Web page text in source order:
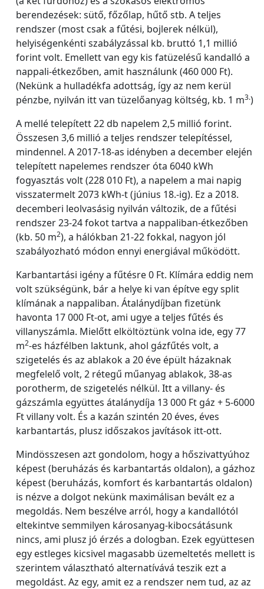
berendezések: sütő, főzőlap, hűtő stb. A teljes
rendszer (most csak a fűtési, bojlerek nélkül),
helyiségenkénti szabályzással kb. bruttó 1,1 millió
forint volt. Emellett van egy kis fatüzelésű kandalló a
nappali-étkezőben, amit használunk (460 000 Ft).
(Nekünk a hulladékfa adottság, így az nem kerül
pénzbe, nyilván itt van tüzelőanyag költség, kb. 1 m3.)
A mellé telepített 22 db napelem 2,5 millió forint.
Összesen 3,6 millió a teljes rendszer telepítéssel,
mindennel. A 2017-18-as idényben a december elején
telepített napelemes rendszer óta 6040 kWh
fogyasztás volt (228 010 Ft), a napelem a mai napig
visszatermelt 2073 kWh-t (június 18.-ig). Ez a 2018.
decemberi leolvasásig nyilván változik, de a fűtési
rendszer 23-24 fokot tartva a nappaliban-étkezőben
(kb. 50 m2), a hálókban 21-22 fokkal, nagyon jól
szabályozható módon ennyi energiával működött.
Karbantartási igény a fűtésre 0 Ft. Klímára eddig nem
volt szükségünk, bár a helye ki van építve egy split
klímának a nappaliban. Átalánydíjban fizetünk
havonta 17 000 Ft-ot, ami ugye a teljes fűtés és
villanyszámla. Mielőtt elköltöztünk volna ide, egy 77
m2-es házfélben laktunk, ahol gázfűtés volt, a
szigetelés és az ablakok a 20 éve épült házaknak
megfelelő volt, 2 rétegű műanyag ablakok, 38-as
porotherm, de szigetelés nélkül. Itt a villany- és
gázszámla együttes átalánydíja 13 000 Ft gáz + 5-6000
Ft villany volt. És a kazán szintén 20 éves, éves
karbantartás, plusz időszakos javítások itt-ott.
Mindösszesen azt gondolom, hogy a hőszivattyúhoz
képest (beruházás és karbantartás oldalon), a gázhoz
képest (beruházás, komfort és karbantartás oldalon)
is nézve a dolgot nekünk maximálisan bevált ez a
megoldás. Nem beszélve arról, hogy a kandallótól
eltekintve semmilyen károsanyag-kibocsátásunk
nincs, ami plusz jó érzés a dologban. Ezek együttesen
egy estleges kicsivel magasabb üzemeltetés mellett is
szerintem választható alternatívává teszik ezt a
megoldást. Az egy, amit ez a rendszer nem tud, az az